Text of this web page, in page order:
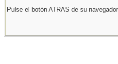
Pulse el botón ATRAS de su